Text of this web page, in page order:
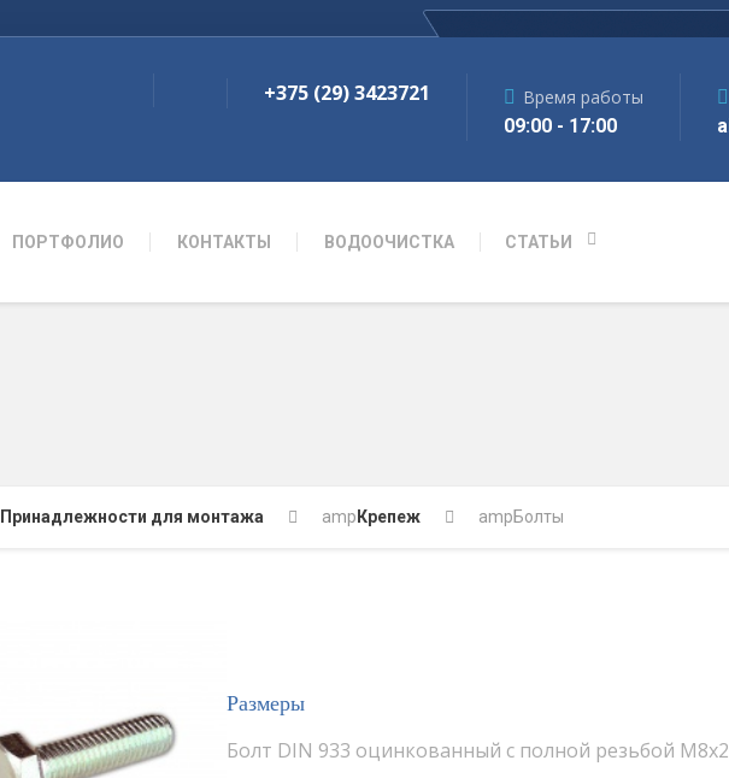
ПОРТФОЛИО КОНТАКТЫ ВОДООЧИСТКА СТАТЬИ
+375 (29) 3423721
Время работы
09:00 - 17:00
Принадлежности для монтажа amp Крепеж ampБолты
Размеры
Болт DIN 933 оцинкованный с полной резьбой